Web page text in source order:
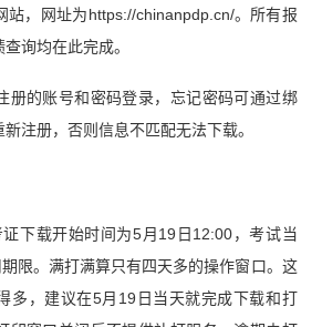
站，网址为https://chinanpdp.cn/。所有报
询均在此完成。
册的账号和密码登录，忘记密码可通过绑
注册，否则信息不匹配无法下载。
下载开始时间为5月19日12:00，考试当
限。满打满算只有四天多的操作窗口。这
多，建议在5月19日当天就完成下载和打